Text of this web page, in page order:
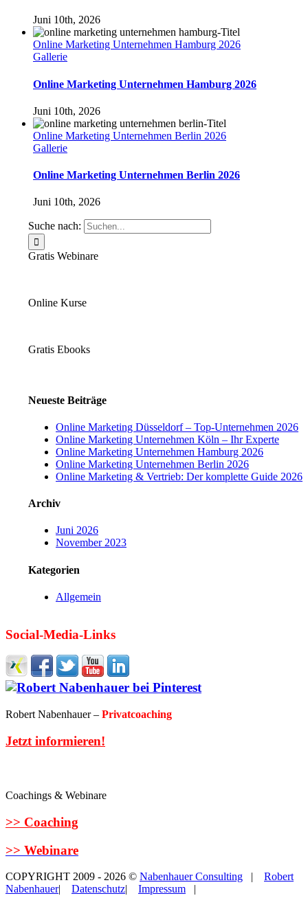
Juni 10th, 2026
Online Marketing Unternehmen Hamburg 2026
Gallerie
Online Marketing Unternehmen Hamburg 2026
Juni 10th, 2026
Online Marketing Unternehmen Berlin 2026
Gallerie
Online Marketing Unternehmen Berlin 2026
Juni 10th, 2026
Suche nach:
Gratis Webinare
Online Kurse
Gratis Ebooks
Neueste Beiträge
Online Marketing Düsseldorf – Top-Unternehmen 2026
Online Marketing Unternehmen Köln – Ihr Experte
Online Marketing Unternehmen Hamburg 2026
Online Marketing Unternehmen Berlin 2026
Online Marketing & Vertrieb: Der komplette Guide 2026
Archiv
Juni 2026
November 2023
Kategorien
Allgemein
Social-Media-Links
Robert Nabenhauer – Privatcoaching
Jetzt informieren!
Coachings & Webinare
>> Coaching
>> Webinare
COPYRIGHT 2009 - 2026 © Nabenhauer Consulting
Robert
Nabenhauer| Datenschutz Impressum